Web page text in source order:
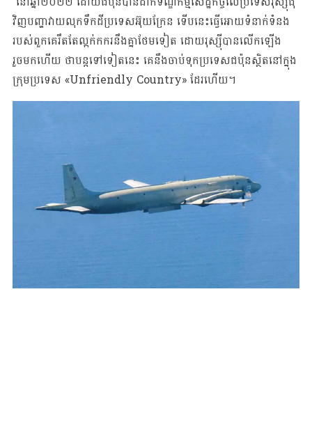
វិញបញ្ហាវាយលុកទឹកដីប្រទេសអ៊ុយក្រែន ទើបនេះធ្វើអោយទំនាក់ទំនង
របស់ពួកគេរឹតតែល្អក់កករនឹងគ្នាថែមទៀត ដោយរុស្ស៊ីបានលើកឡើង
រួចមកហើយ ថាបន្តទៅទៀតនេះ គេនឹងចាប់ទុកប្រទេសជប៉ុនស្ថិតនៅក្នុង
ក្រុមប្រទេស «Unfriendly Country» ដែរហើយ។